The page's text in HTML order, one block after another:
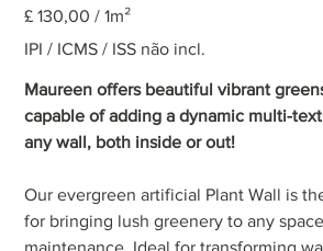
£ 130,00
por
metro
quadrado
£ 130,00 / 1m²
IPI / ICMS / ISS não incl.
Maureen offers beautiful vibrant
capable of adding a dynamic multi-
any wall, both inside or out!
Our evergreen artificial Plant Wall is
for bringing lush greenery to any
maintenance. Ideal for transforming